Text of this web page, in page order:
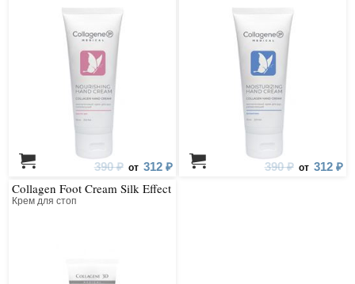
390 ₽ от 312 ₽ 390 ₽ от 312 ₽
Collagen Foot Cream Silk Effect
Крем для стоп